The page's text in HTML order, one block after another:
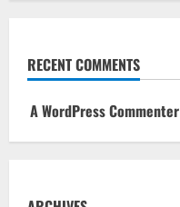
RECENT COMMENTS
A WordPress Commenter